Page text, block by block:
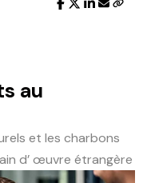
au
et les charbons
d’ œuvre étrangère